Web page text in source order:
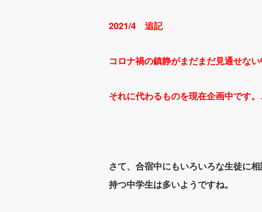
2021/4 追記
コロナ禍の鎮静がまだまだ見通せな
それに代わるものを現在企画中です。
さて、合宿中にもいろいろな生徒に
持つ中学生は多いようですね。